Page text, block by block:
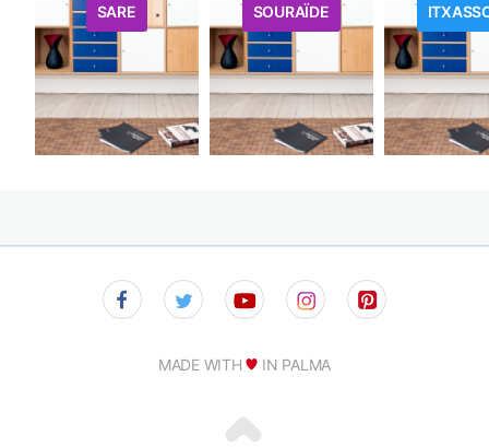
SARE SOURAÏDE
MADE WITH IN PALMA